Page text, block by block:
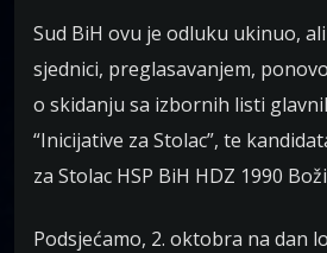
Sud BiH ovu je odluku ukinuo,
sjednici, preglasavanjem,
o skidanju sa izbornih listi
“Inicijative za Stolac”, te
za Stolac HSP BiH HDZ 1990
Podsjećamo, 2. oktobra na dan